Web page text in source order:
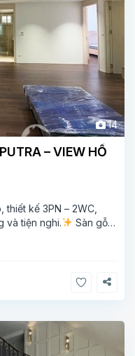
14
– VIEW HỒ
thiết kế 3PN – 2WC,
và tiện nghi.
Sàn gỗ
view hồ Tây đắt giá –